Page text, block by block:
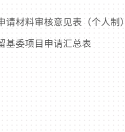
材料审核意见表（个人制）
基委项目申请汇总表